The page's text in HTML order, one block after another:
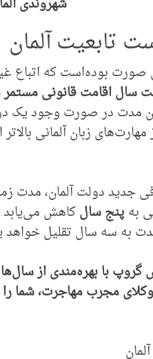
تابعیت آلمان
صورت بوده‌است که اتباع
سال اقامت قانونی مستمر
این مدت در صورت وجود یک
جدید دولت آلمان، مدت
به پنج سالکاهش
به سه سال تقلیل خواهد
با بهره‌مندی از
مجرب مهاجرت، شما